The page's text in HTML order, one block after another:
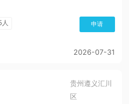
人 申请
2026-07-31
贵州遵义汇川
区